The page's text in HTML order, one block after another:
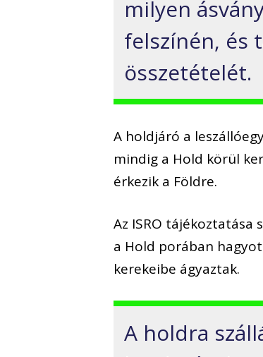
milyen
felszínén, és
összetételét.
A holdjáró a
mindig a Hold körül
érkezik a Földre.
Az ISRO
a Hold porában
kerekeibe ágyaztak.
A holdra